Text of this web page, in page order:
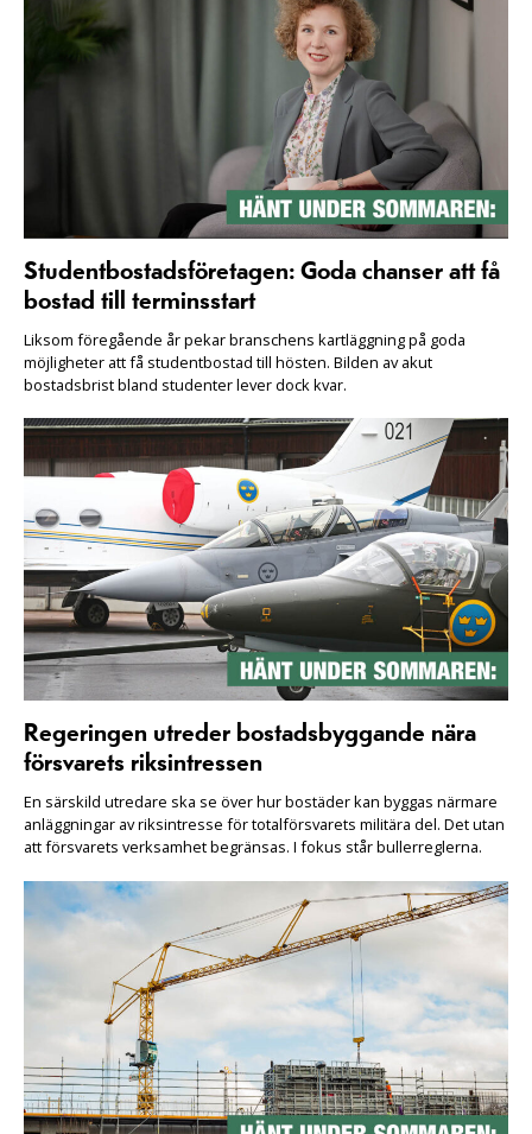
Studentbostadsföretagen: Goda chanser att få
bostad till terminsstart
Liksom föregående år pekar branschens kartläggning på goda
möjligheter att få studentbostad till hösten. Bilden av akut
bostadsbrist bland studenter lever dock kvar.
Regeringen utreder bostadsbyggande nära
försvarets riksintressen
En särskild utredare ska se över hur bostäder kan byggas närmare
anläggningar av riksintresse för totalförsvarets militära del. Det utan
att försvarets verksamhet begränsas. I fokus står bullerreglerna.